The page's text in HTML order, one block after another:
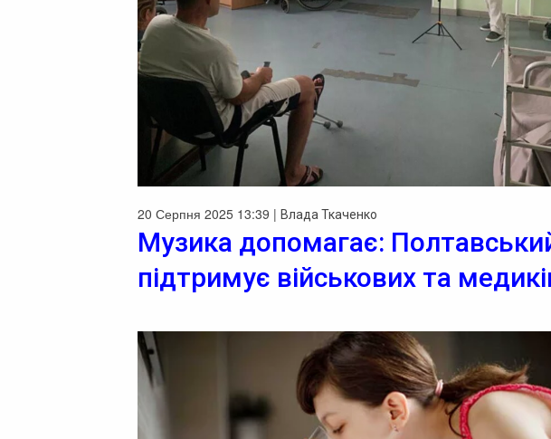
20 Серпня 2025 13:39 | Влада Ткаченко
Музика допомагає:
підтримує військових та